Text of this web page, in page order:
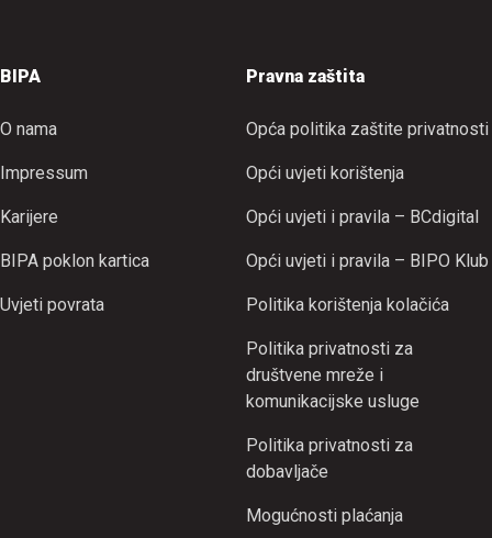
BIPA
O nama
Impressum
Karijere
BIPA poklon kartica
Uvjeti povrata
Pravna zaštita
Opća politika zaštite privatnosti
Opći uvjeti korištenja
Opći uvjeti i pravila – BCdigital
Opći uvjeti i pravila – BIPO Klub
Politika korištenja kolačića
Politika privatnosti za
društvene mreže i
komunikacijske usluge
Politika privatnosti za
dobavljače
Mogućnosti plaćanja